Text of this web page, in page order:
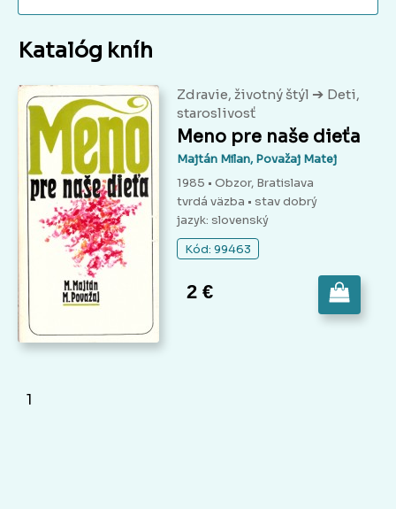
Katalóg kníh
Zdravie, životný štýl ➔ Deti,
staroslivosť
Meno pre naše dieťa
Majtán Milan, Považaj Matej
1985 • Obzor, Bratislava
tvrdá väzba • stav dobrý
jazyk: slovenský
Kód: 99463
2 €
1